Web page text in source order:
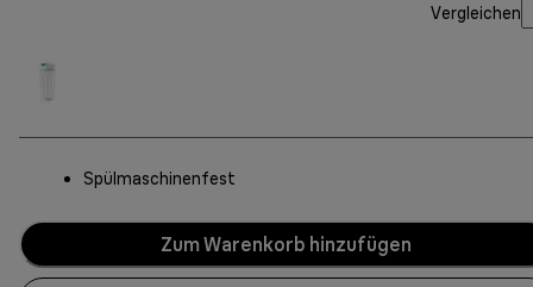
Vergleichen
Spülmaschinenfest
Zum Warenkorb hinzufügen